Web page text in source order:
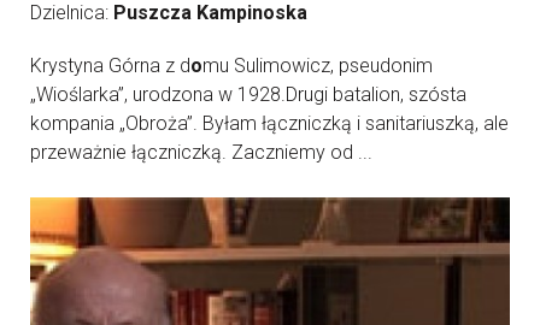
Dzielnica: Puszcza Kampinoska
Krystyna Górna z domu Sulimowicz, pseudonim
„Wioślarka”, urodzona w 1928.Drugi batalion, szósta
kompania „Obroża”. Byłam łączniczką i sanitariuszką, ale
przeważnie łączniczką. Zaczniemy od ...